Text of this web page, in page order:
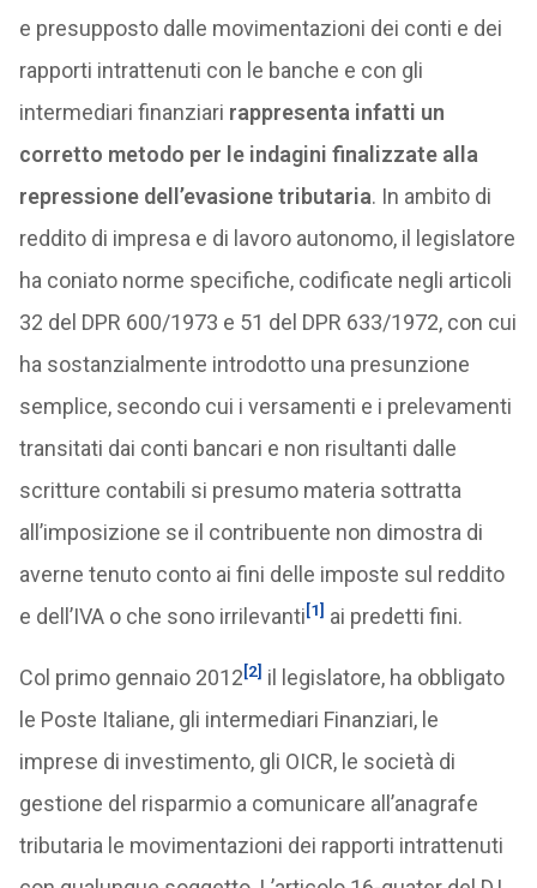
e presupposto dalle movimentazioni dei conti e dei
rapporti intrattenuti con le banche e con gli
intermediari finanziari rappresenta infatti un
corretto metodo per le indagini finalizzate alla
repressione dell’evasione tributaria. In ambito di
reddito di impresa e di lavoro autonomo, il legislatore
ha coniato norme specifiche, codificate negli articoli
32 del DPR 600/1973 e 51 del DPR 633/1972, con cui
ha sostanzialmente introdotto una presunzione
semplice, secondo cui i versamenti e i prelevamenti
transitati dai conti bancari e non risultanti dalle
scritture contabili si presumo materia sottratta
all’imposizione se il contribuente non dimostra di
averne tenuto conto ai fini delle imposte sul reddito
e dell’IVA o che sono irrilevanti[1] ai predetti fini.
Col primo gennaio 2012[2] il legislatore, ha obbligato
le Poste Italiane, gli intermediari Finanziari, le
imprese di investimento, gli OICR, le società di
gestione del risparmio a comunicare all’anagrafe
tributaria le movimentazioni dei rapporti intrattenuti